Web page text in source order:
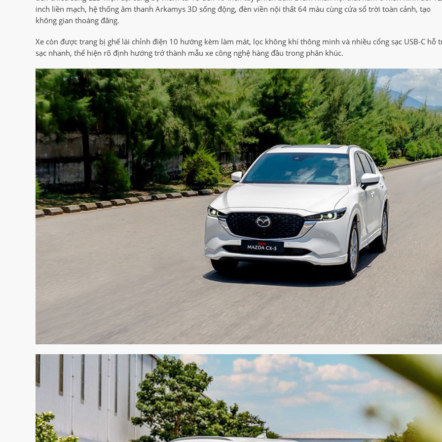
inch liền mạch, hệ thống âm thanh Arkamys 3D sống động, đèn viền nội thất 64 màu cùng cửa sổ trời toàn cảnh, tạo
không gian thoáng đãng.
Xe còn được trang bị ghế lái chỉnh điện 10 hướng kèm làm mát, lọc không khí thông minh và nhiều cổng sạc USB-C hỗ
sạc nhanh, thể hiện rõ định hướng trở thành mẫu xe công nghệ hàng đầu trong phân khúc.